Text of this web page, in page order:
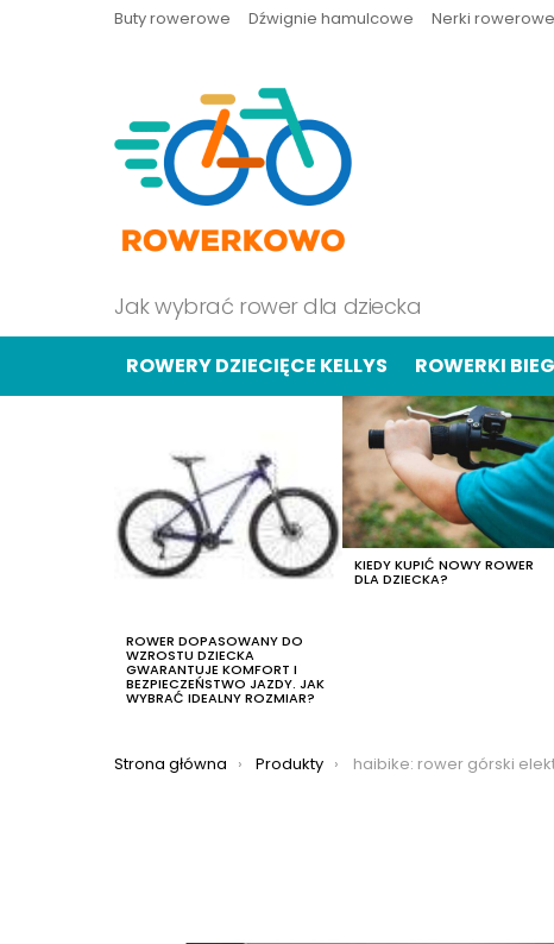
Buty rowerowe Dźwignie hamulcowe Nerki rowerowe
Jak wybrać rower dla dziecka
ROWERY DZIECIĘCE KELLYS ROWERKI
ROWER DOPASOWANY DO
WZROSTU DZIECKA
GWARANTUJE KOMFORT I
BEZPIECZEŃSTWO JAZDY. JAK
WYBRAĆ IDEALNY ROZMIAR?
KIEDY KUPIĆ NOWY ROWER
DLA DZIECKA?
Jesteś tutaj:
Strona główna Produkty haibike: rower górski elektryczny haibike xduro nduro 5.0 2021,